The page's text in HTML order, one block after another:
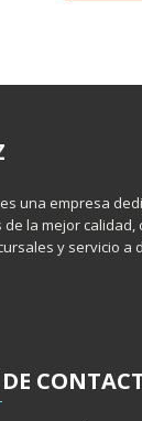
una empresa
la mejor calidad,
y servicio a
DE